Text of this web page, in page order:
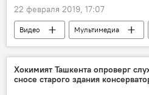
22 февраля 2019, 17:07
Видео Мультимедиа
ремесленники
Хокимият Ташкента опроверг
сносе старого здания